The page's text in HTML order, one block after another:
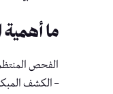
ما
الفحص
– الكشف